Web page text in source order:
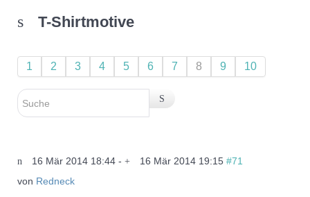
T-Shirtmotive
1 2 3 4 5 6 7 8 9 10
16 Mär 2014 18:44 - 16 Mär 2014 19:15 #71
von Redneck